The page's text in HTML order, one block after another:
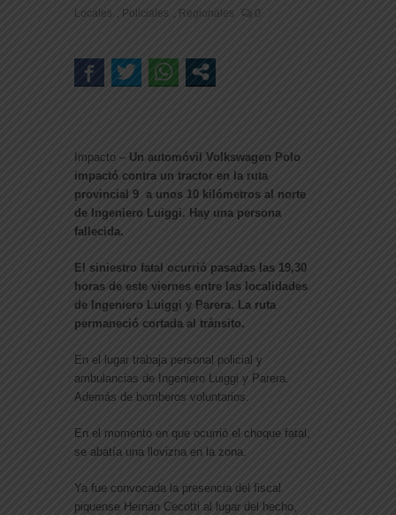
Locales
Policiales Regionales 0
Impacto – Un automóvil Volkswagen Polo
impactó contra un tractor en la ruta
provincial 9 a unos 10 kilómetros al norte
de Ingeniero Luiggi. Hay una persona
fallecida.
El siniestro fatal ocurrió pasadas las 19,30
horas de este viernes entre las localidades
de Ingeniero Luiggi y Parera. La ruta
permaneció cortada al tránsito.
En el lugar trabaja personal policial y
ambulancias de Ingeniero Luiggi y Parera.
Además de bomberos voluntarios.
En el momento en que ocurrió el choque fatal,
se abatía una llovizna en la zona.
Ya fue convocada la presencia del fiscal
piquense Hernán Cecotti al lugar del hecho,